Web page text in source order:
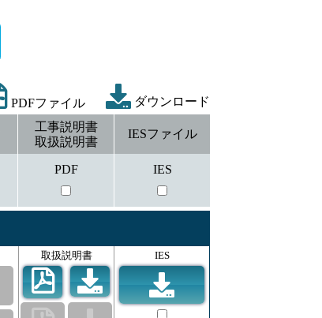
PDFファイル ダウンロード
工事説明書
取扱説明書
PDF
IESファイル
IES
取扱説明書 IES